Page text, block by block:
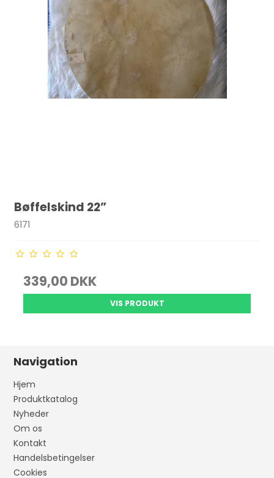
Bøffelskind 22”
6171
339,00 DKK
VIS PRODUKT
Navigation
Hjem
Produktkatalog
Nyheder
Om os
Kontakt
Handelsbetingelser
Cookies